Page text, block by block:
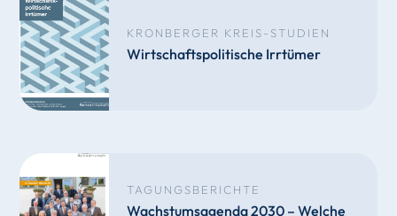
KRONBERGER KREIS-STUDIEN
Wirtschaftspolitische Irrtümer
TAGUNGSBERICHTE
Wachstumsagenda 2030 – Welche